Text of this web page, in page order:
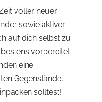
voller neuer
sowie aktiver
auf dich selbst zu
vorbereitet
eine
Gegenstände,
solltest!